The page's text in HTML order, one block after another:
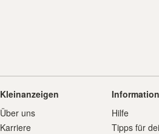
Kleinanzeigen
Über uns
Karriere
Hilfe
Tipps für